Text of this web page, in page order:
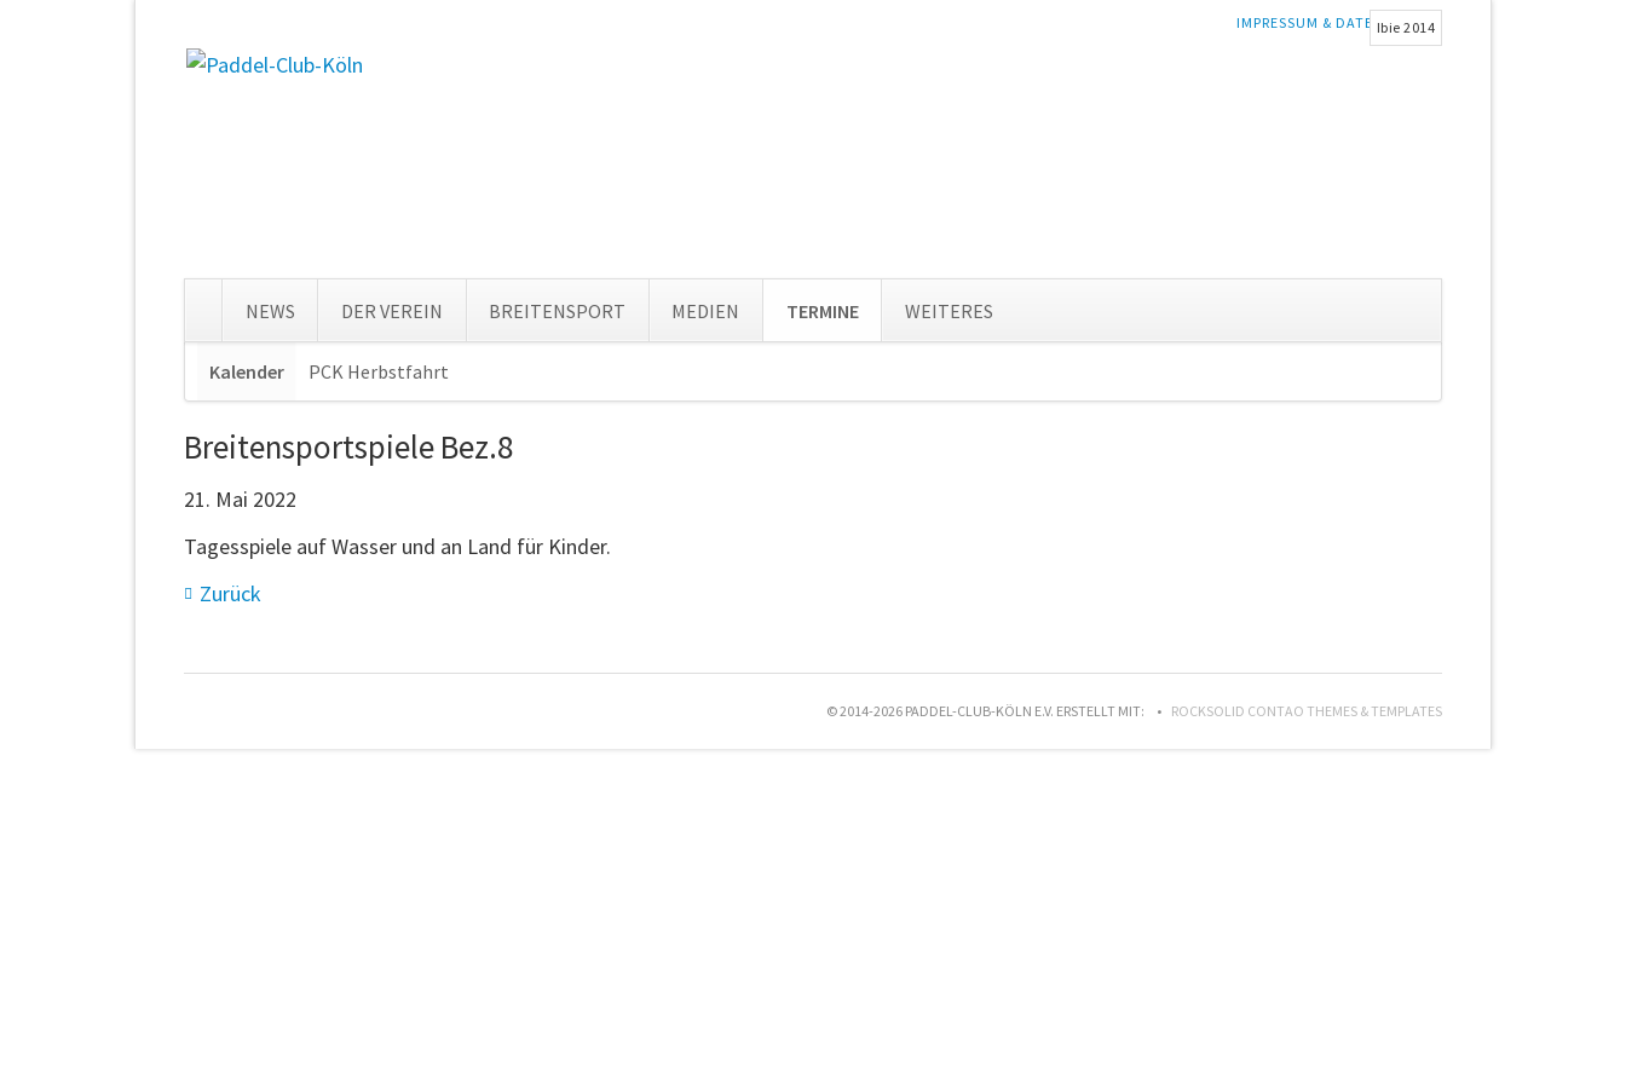
NAVIGATION
IMPRESSUM & DATENSCHUTZ
Ibie 2014
überspringen
NEWS DER VEREIN BREITENSPORT MEDIEN TERMINE WEITERES
überspringen
Kalender PCK Herbstfahrt
Breitensportspiele Bez.8
21. Mai 2022
Tagesspiele auf Wasser und an Land für Kinder.
Zurück
© 2014-2026 PADDEL-CLUB-KÖLN E.V. ERSTELLT MIT: ROCKSOLID CONTAO THEMES & TEMPLATES